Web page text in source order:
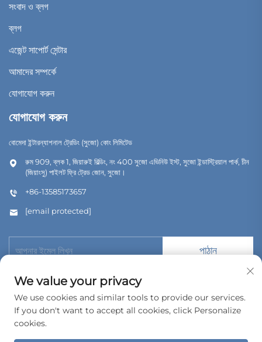
সংবাদ ও ব্লগ
ব্লগ
এজেন্ট সাপোর্ট সেন্টার
আমাদের সম্পর্কে
যোগাযোগ করুন
যোগাযোগ করুন
বোমেদা ইন্টারন্যাশনাল ট্রেডিং (সুজো) কোং লিমিটেড
রুম 909, ব্লক 1, জিয়ারুই বিল্ডিং, নং 400 সুজো এভিনিউ ইস্ট, সুজো ইন্ডাস্ট্রিয়াল পার্ক, চীন
(জিয়াংসু) পাইলট ফ্রি ট্রেড জোন, সুজো।
+86-13585173657
[email protected]
পাঠান
কপিরাইট © 2026 বোমেদা ইন্টারন্যাশনাল ট্রেডিং (সুজৌ) কোং, লিমিটেড। সর্বস্বত্ব সংরক্ষিত।
গোপনীয়তা নীতি
We value your privacy
We use cookies and similar tools to provide our services.
If you don't want to accept all cookies, click Personalize
cookies.